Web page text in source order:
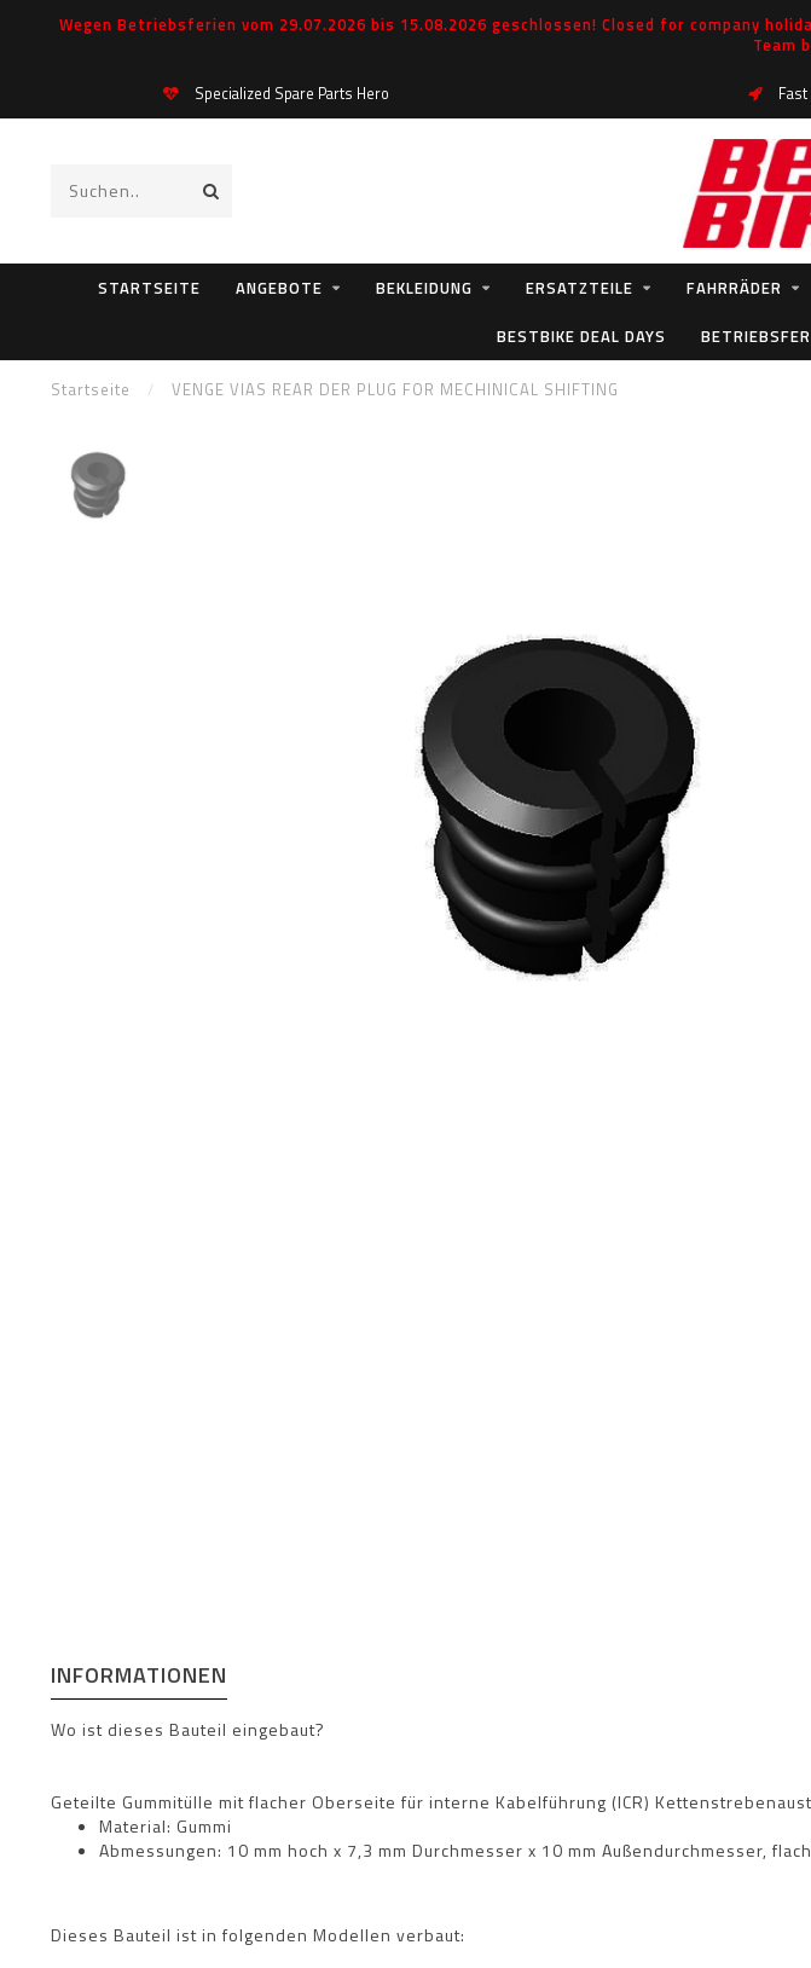
Wegen Betriebsferien vom 29.07.2026 bis 15.08.2026 geschlossen! Closed for company
Team
Specialized Spare Parts Hero
STARTSEITE ANGEBOTE BEKLEIDUNG ERSATZTEILE FAHRRÄDER
BESTBIKE DEAL DAYS
Startseite / VENGE VIAS REAR DER PLUG FOR MECHINICAL SHIFTING
INFORMATIONEN
Wo ist dieses Bauteil eingebaut?
Geteilte Gummitülle mit flacher Oberseite für interne Kabelführung (ICR)
Material: Gummi
Abmessungen: 10 mm hoch x 7,3 mm Durchmesser x 10 mm Außendurchmesser,
Dieses Bauteil ist in folgenden Modellen verbaut: